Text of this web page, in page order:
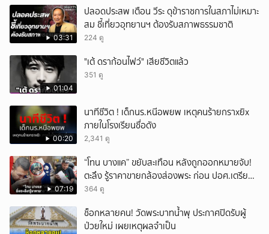
03:31
ปลอดประสพ เตือน วีระ ดุข้าราชการในสภาไม่เหมาะ
สม ชี้เที่ยวอุทยานฯ ต้องรับสภาพธรรมชาติ
224 ดู
01:04
"เต้ ดราก้อนไฟว์" เสียชีวิตแล้ว
351 ดู
00:20
นาทีชีวิต ! เด็กนร.หนีอพยพ เหตุคนร้ายกราxยิx
ภายในโรงเรียนชื่อดัง
2,341 ดู
07:19
“โทน บางแค” ขยับสะเทือน หลังถูกออกหมายจับ!
ตะลึง รู้ราคาขายกล้องส่องพระ ก่อน ปอศ.เตรียม
บุกรวบ?
364 ดู
ช็อกหลายคน! วัดพระบาทน้ำพุ ประกาศปิดรับผู้
ป่วยใหม่ เผยเหตุผลจำเป็น